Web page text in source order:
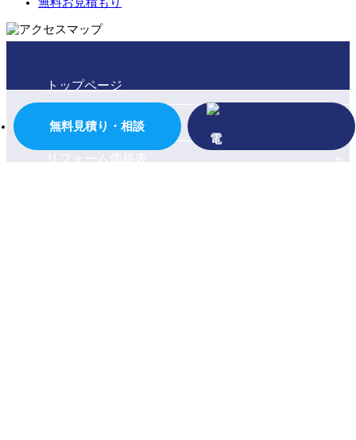
無料見積り・相談
無料お見積もり
トップページ
会社案内